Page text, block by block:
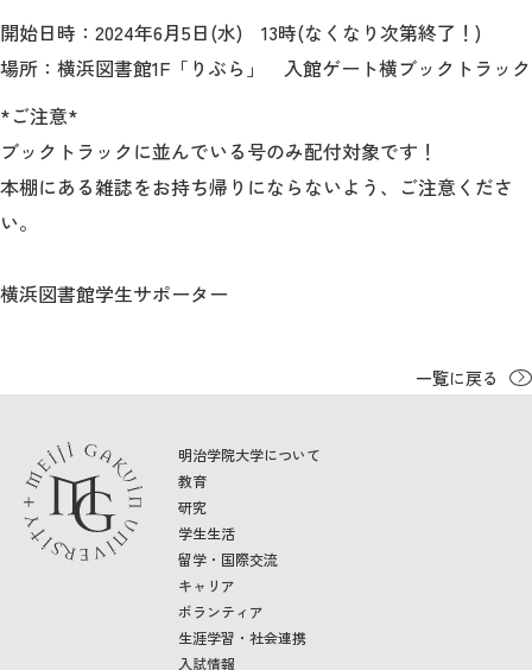
お問合わせ 取材・撮影 資料請求
開始日時：2024年6月5日(水) 13時(なくなり次第終了！)
場所：横浜図書館1F「りぶら」 入館ゲート横ブックトラック
*ご注意*
ブックトラックに並んでいる号のみ配付対象です！
本棚にある雑誌をお持ち帰りにならないよう、ご注意くださ
い。
横浜図書館学生サポーター
一覧に戻る
明治学院大学について
教育
研究
学生生活
留学・国際交流
キャリア
ボランティア
生涯学習・社会連携
入試情報